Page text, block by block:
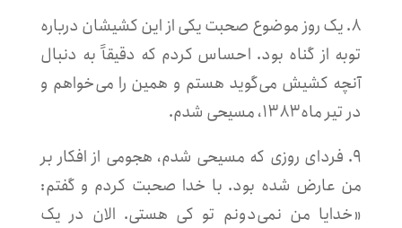
۸. یک روز موضوع صحبت یکی از این کشیشان درباره
توبه از گناه بود. احساس کردم که دقیقاً به دنبال
آنچه کشیش می‌گوید هستم و همین را می‌خواهم و
در تیر ماه ۱۳۸۳، مسیحی شدم.
۹. فردای روزی که مسیحی شدم، هجومی از افکار بر
من عارض شده بود. با خدا صحبت کردم و گفتم:
«خدایا من نمی‌دونم تو کی هستی. الان در یک